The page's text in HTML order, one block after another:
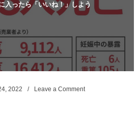
入ったら「いいね！」しよう
,2022 Leave a Comment